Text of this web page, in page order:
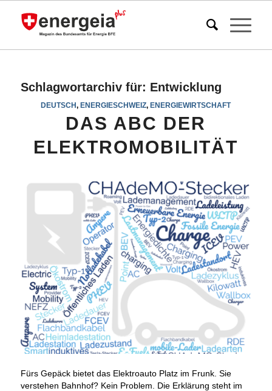
Schlagwortarchiv für: Entwicklung
DEUTSCH,ENERGIESCHWEIZ,ENERGIEWIRTSCHAFT
DAS ABC DER
ELEKTROMOBILITÄT
Fürs Gepäck bietet das Elektroauto Platz im Frunk. Sie
verstehen Bahnhof? Kein Problem. Die Erklärung steht im